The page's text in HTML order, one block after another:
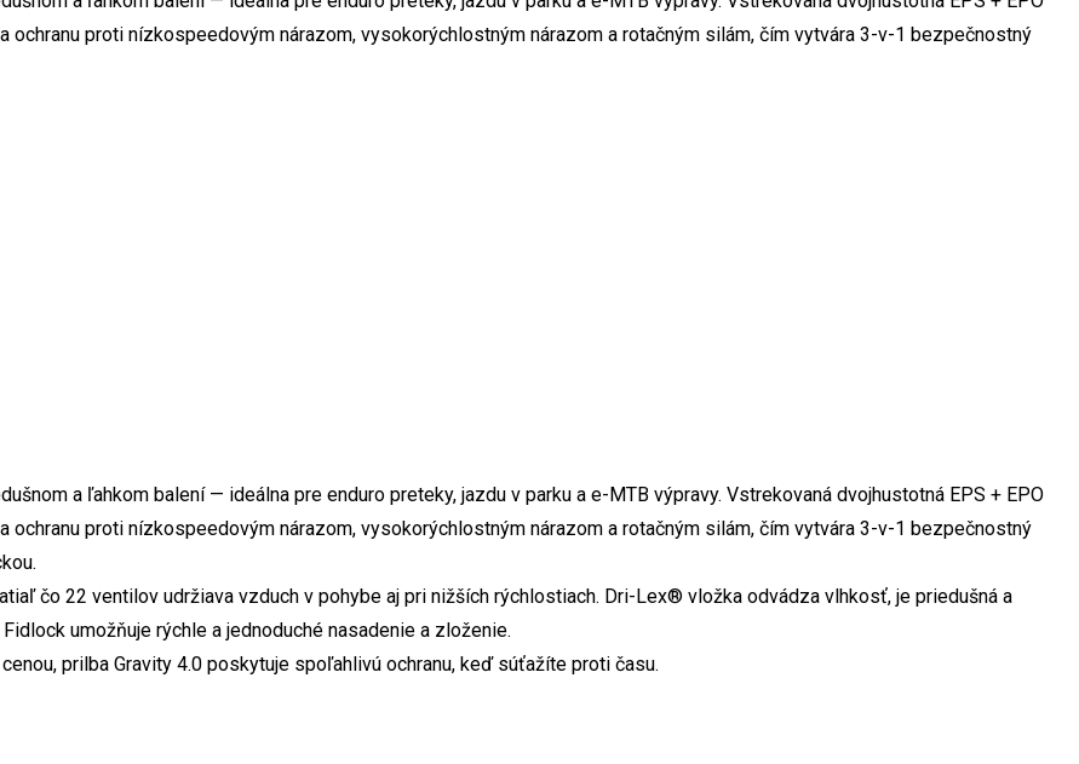
ochranu proti nízkospeedovým nárazom, vysokorýchlostným nárazom a rotačným silám, čím vytvára 3-v-1 bezpečnostný
a ľahkom balení — ideálna pre enduro preteky, jazdu v parku a e-MTB výpravy. Vstrekovaná dvojhustotná EPS + EPO
ochranu proti nízkospeedovým nárazom, vysokorýchlostným nárazom a rotačným silám, čím vytvára 3-v-1 bezpečnostný
čo 22 ventilov udržiava vzduch v pohybe aj pri nižších rýchlostiach. Dri-Lex® vložka odvádza vlhkosť, je priedušná a
umožňuje rýchle a jednoduché nasadenie a zloženie.
prilba Gravity 4.0 poskytuje spoľahlivú ochranu, keď súťažíte proti času.